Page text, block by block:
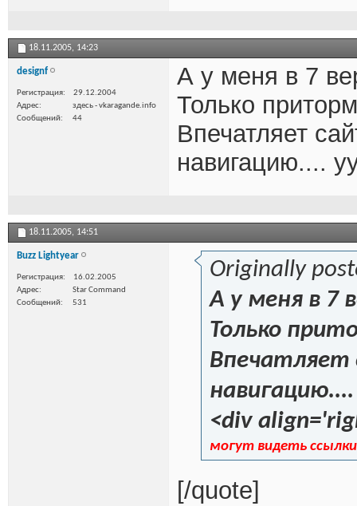
18.11.2005, 14:23
designf
Регистрация
29.12.2004
Адрес
здесь - vkaragande.info
Сообщений
44
А у меня в 7
Только
Впечатляет
навигацию....
18.11.2005, 14:51
Buzz Lightyear
Регистрация
16.02.2005
Адрес
Star Command
Сообщений
531
Originally
А у меня в 7
Только
Впечатляет
навигацию....
<div
могут видеть
[/quote]